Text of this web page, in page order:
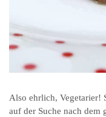
Also ehrlich, Vegetarier!
auf der Suche nach dem